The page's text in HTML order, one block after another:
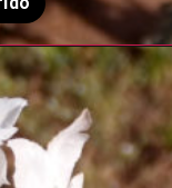
tour-desierto-florido